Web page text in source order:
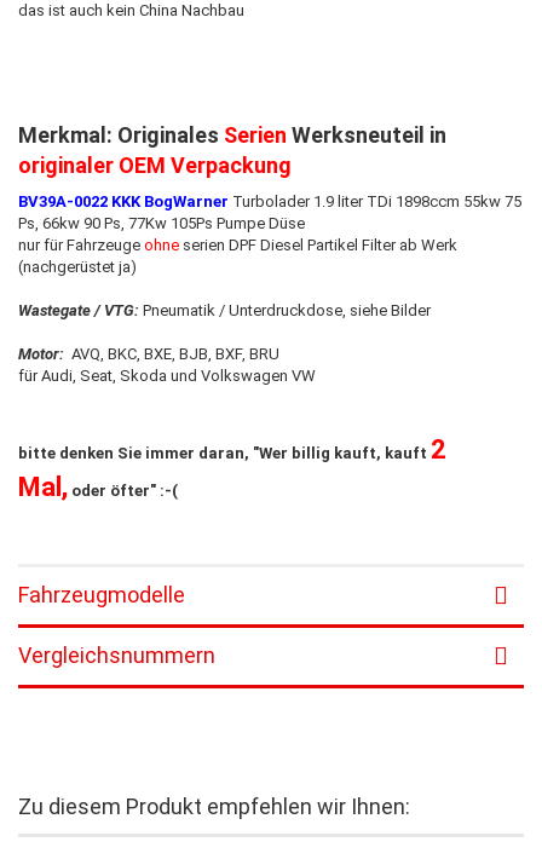
das ist auch kein China Nachbau
Merkmal: Originales Serien Werksneuteil in
originaler OEM Verpackung
BV39A-0022 KKK BogWarner Turbolader 1.9 liter TDi 1898ccm 55kw 75
Ps, 66kw 90 Ps, 77Kw 105Ps Pumpe Düse
nur für Fahrzeuge ohne serien DPF Diesel Partikel Filter ab Werk
(nachgerüstet ja)
Wastegate / VTG: Pneumatik / Unterdruckdose, siehe Bilder
Motor: AVQ, BKC, BXE, BJB, BXF, BRU
für Audi, Seat, Skoda und Volkswagen VW
bitte denken Sie immer daran, "Wer billig kauft, kauft 2
Mal, oder öfter" :-(
Fahrzeugmodelle
Vergleichsnummern
Zu diesem Produkt empfehlen wir Ihnen: